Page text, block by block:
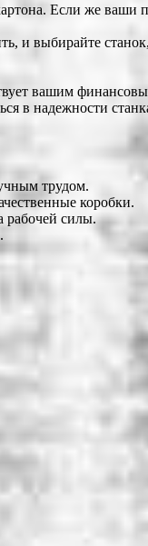
Если же ваши
и выбирайте
вашим
в надежности
трудом.
коробки.
рабочей силы.